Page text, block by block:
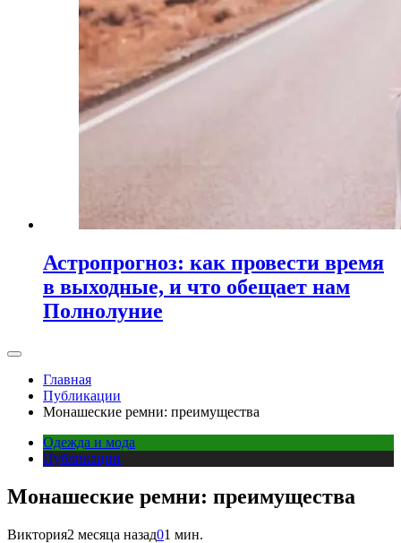
Астропрогноз: как провести время
в выходные, и что обещает нам
Полнолуние
Главная
Публикации
Монашеские ремни: преимущества
Одежда и мода
Публикации
Монашеские ремни: преимущества
Виктория2 месяца назад01 мин.